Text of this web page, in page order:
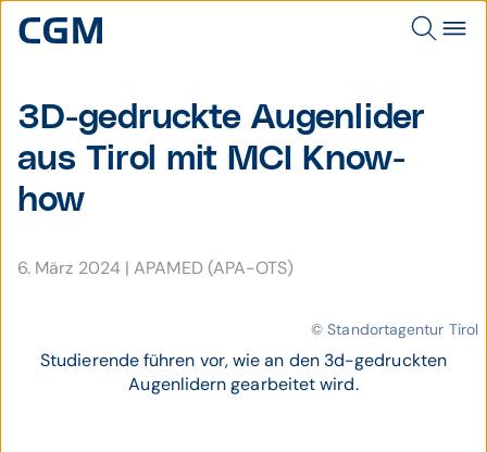
3D-gedruckte Augen­lider
aus Tirol mit MCI Know-
how
6. März 2024 |APAMED (APA-OTS)
© Standortagentur Tirol
Studierende führen vor, wie an den 3d-gedruckten
Augenlidern gearbeitet wird.